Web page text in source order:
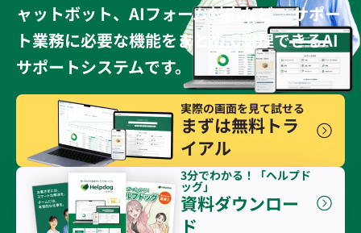
ャットボット、AIフォーム対応など、 サポー
ト業務に必要な機能をまとめて管理できるAI
サポートシステムです。
実際の画面を見て試せる
まずは無料トラ
イアル
3分でわかる！「ヘルプド
ッグ」
資料ダウンロー
ド